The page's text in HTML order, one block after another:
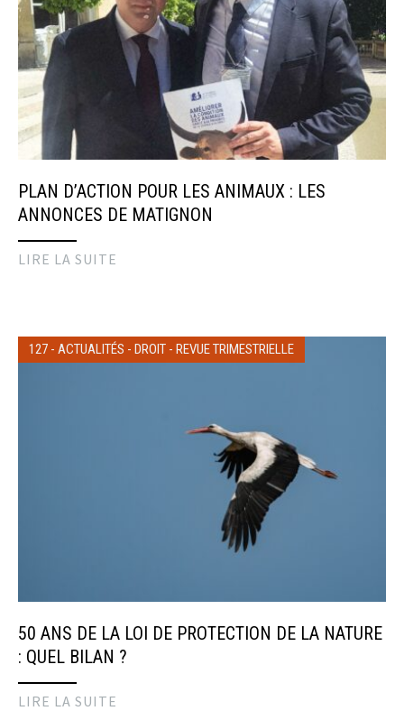
PLAN D’ACTION POUR LES ANIMAUX : LES
ANNONCES DE MATIGNON
LIRE LA SUITE
127 - ACTUALITÉS - DROIT - REVUE TRIMESTRIELLE
50 ANS DE LA LOI DE PROTECTION DE LA NATURE
: QUEL BILAN ?
LIRE LA SUITE